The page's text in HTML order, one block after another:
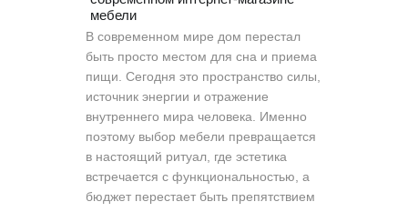
мебели
В современном мире дом перестал
быть просто местом для сна и приема
пищи. Сегодня это пространство силы,
источник энергии и отражение
внутреннего мира человека. Именно
поэтому выбор мебели превращается
в настоящий ритуал, где эстетика
встречается с функциональностью, а
бюджет перестает быть препятствием